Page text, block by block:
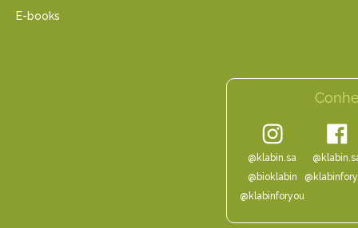
E-books
@klabin.sa
@bioklabin
@klabinforyou